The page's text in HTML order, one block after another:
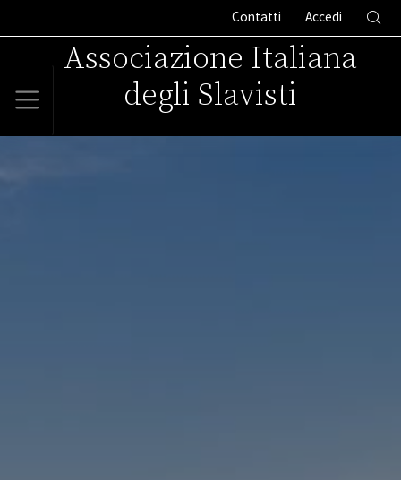
Contatti Accedi
Associazione Italiana
degli Slavisti